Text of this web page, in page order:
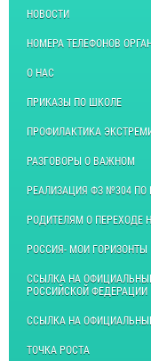
НОВОСТИ
НОМЕРА ТЕЛЕФОНОВ
О НАС
ПРИКАЗЫ ПО ШКОЛЕ
ПРОФИЛАКТИКА
РАЗГОВОРЫ О ВАЖНОМ
РЕАЛИЗАЦИЯ ФЗ №304
РОДИТЕЛЯМ О ПЕРЕХОДЕ
РОССИЯ- МОИ ГОРИЗОНТЫ
ССЫЛКА НА
РОССИЙСКОЙ ФЕДЕРАЦИИ
ССЫЛКА НА
ТОЧКА РОСТА